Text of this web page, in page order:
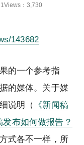
Views：3,730
143682
的一个参考指
的媒体。关于媒
说明（ 《新闻稿
布如何做报告？
式各不一样，所